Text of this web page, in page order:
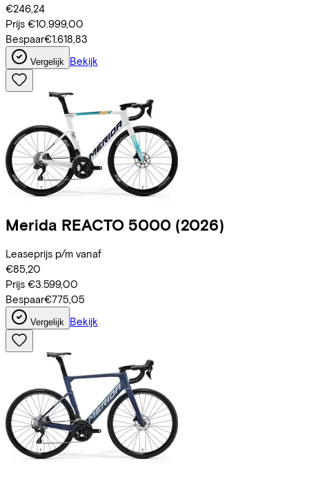
€246,24
Prijs €10.999,00
Bespaar€1.618,83
Vergelijk Bekijk
Merida REACTO 5000 (2026)
Leaseprijs p/m vanaf
€85,20
Prijs €3.599,00
Bespaar€775,05
Vergelijk Bekijk